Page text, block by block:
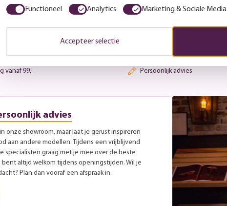
uw patio in een sfeervolle plek om te
vanaf 99,- Persoonlijk advies
advies
onze showroom, maar laat je gerust inspireren
aan andere modellen. Tijdens een vrijblijvend
specialisten graag met je mee over de beste
bent altijd welkom tijdens openingstijden. Wil je
Plan dan vooraf een afspraak in.
Functioneel Analytics Marketing & Sociale Media
Accepteer selectie